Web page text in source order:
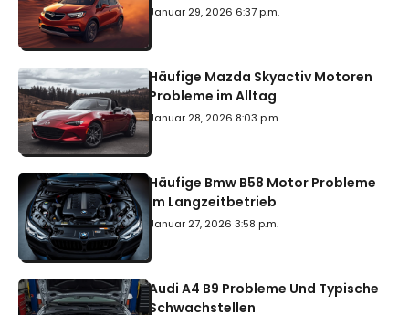
Januar 29, 2026 6:37 p.m.
Häufige Mazda Skyactiv Motoren
Probleme im Alltag
Januar 28, 2026 8:03 p.m.
Häufige Bmw B58 Motor Probleme
Im Langzeitbetrieb
Januar 27, 2026 3:58 p.m.
Audi A4 B9 Probleme Und Typische
Schwachstellen